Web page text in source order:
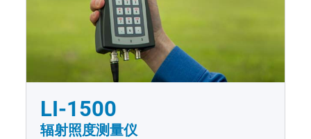
LI-1500
辐射照度测量仪